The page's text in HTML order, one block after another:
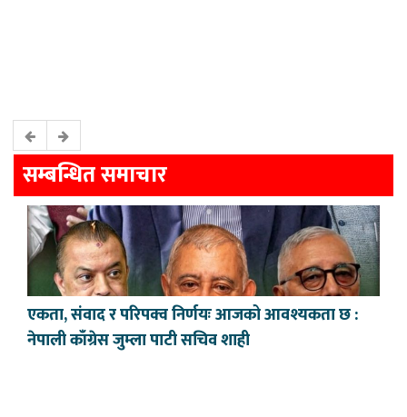
सम्बन्धित समाचार
एकता, संवाद र परिपक्व निर्णयः आजको आवश्यकता छ :
नेपाली काँग्रेस जुम्ला पाटी सचिव शाही